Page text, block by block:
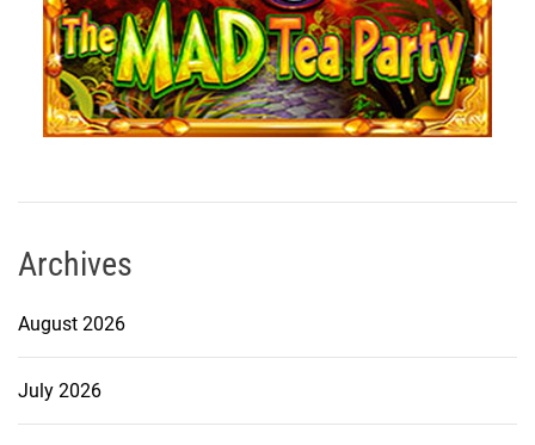
Archives
August 2026
July 2026